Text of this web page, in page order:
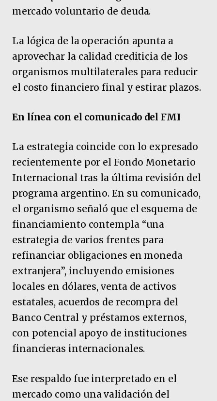
mercado voluntario de deuda.
La lógica de la operación apunta a
aprovechar la calidad crediticia de los
organismos multilaterales para reducir
el costo financiero final y estirar plazos.
En línea con el comunicado del FMI
La estrategia coincide con lo expresado
recientemente por el Fondo Monetario
Internacional tras la última revisión del
programa argentino. En su comunicado,
el organismo señaló que el esquema de
financiamiento contempla “una
estrategia de varios frentes para
refinanciar obligaciones en moneda
extranjera”, incluyendo emisiones
locales en dólares, venta de activos
estatales, acuerdos de recompra del
Banco Central y préstamos externos,
con potencial apoyo de instituciones
financieras internacionales.
Ese respaldo fue interpretado en el
mercado como una validación del